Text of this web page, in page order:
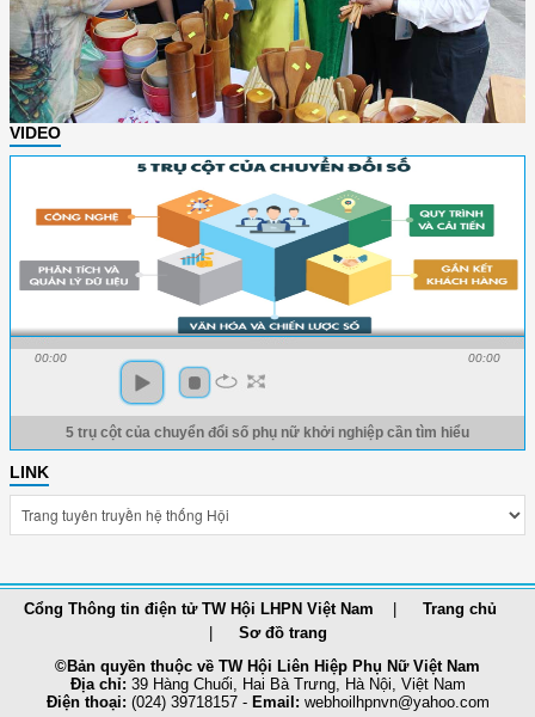
VIDEO
00:00 00:00
5 trụ cột của chuyển đổi số phụ nữ khởi nghiệp cần tìm hiểu
LINK
Cổng Thông tin điện tử TW Hội LHPN Việt Nam
Trang chủ
Sơ đồ trang
©Bản quyền thuộc về TW Hội Liên Hiệp Phụ Nữ Việt Nam
Địa chỉ: 39 Hàng Chuối, Hai Bà Trưng, Hà Nội, Việt Nam
Điện thoại: (024) 39718157 - Email: webhoilhpnvn@yahoo.com